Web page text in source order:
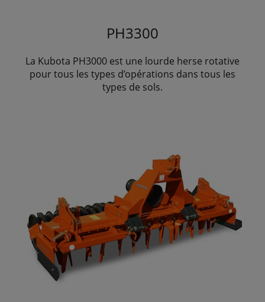
PH3300
La Kubota PH3000 est une lourde herse rotative
pour tous les types d’opérations dans tous les
types de sols.